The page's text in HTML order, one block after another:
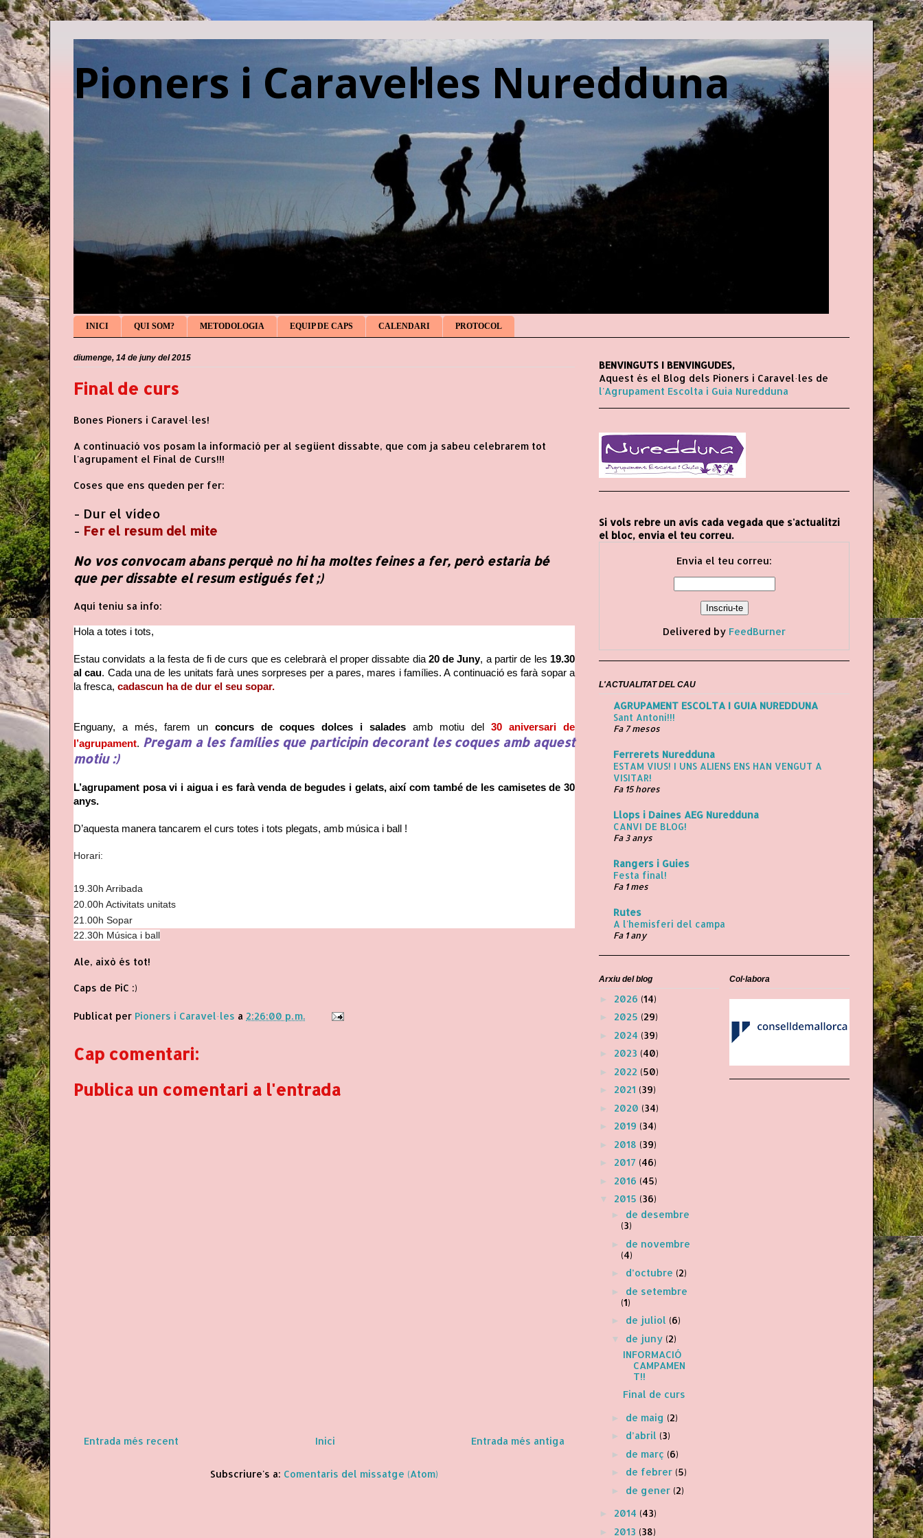
Pioners i Caravel·les Nuredduna
INICI QUI SOM? METODOLOGIA EQUIP DE CAPS CALENDARI PROTOCOL
diumenge, 14 de juny del 2015
Final de curs
Bones Pioners i Caravel·les!
A continuació vos posam la informació per al següent dissabte, que com ja sabeu celebrarem tot
l'agrupament el Final de Curs!!!
Coses que ens queden per fer:
- Dur el vídeo
- Fer el resum del mite
No vos convocam abans perquè no hi ha moltes feines a fer, però estaria bé
que per dissabte el resum estigués fet ;)
Aquí teniu sa info:
Hola a totes i tots,
Estau convidats a la festa de fi de curs que es celebrarà el proper dissabte dia 20 de Juny, a partir de les 19.30
al cau. Cada una de les unitats farà unes sorpreses per a pares, mares i famílies. A continuació es farà sopar a
la fresca, cadascun ha de dur el seu sopar.
Enguany, a més, farem un concurs de coques dolces i salades amb motiu del 30 aniversari de
l’agrupament. Pregam a les famílies que participin decorant les coques amb aquest
motiu :)
L’agrupament posa vi i aigua i es farà venda de begudes i gelats, així com també de les camisetes de 30
anys.
D’aquesta manera tancarem el curs totes i tots plegats, amb música i ball !
Horari:
19.30h Arribada
20.00h Activitats unitats
21.00h Sopar
22.30h Música i ball
Ale, això és tot!
Caps de PiC :)
Publicat per Pioners i Caravel·les a 2:26:00 p. m.
Cap comentari:
Publica un comentari a l'entrada
Entrada més recent Entrada més antiga
Inici
Subscriure's a: Comentaris del missatge (Atom)
BENVINGUTS I BENVINGUDES,
Aquest és el Blog dels Pioners i Caravel·les de
l'Agrupament Escolta i Guia Nuredduna
Si vols rebre un avís cada vegada que s'actualitzi
el bloc, envia el teu correu.
Envia el teu correu:
Delivered by FeedBurner
L'ACTUALITAT DEL CAU
AGRUPAMENT ESCOLTA I GUIA NUREDDUNA
Sant Antoni!!!
Fa 7 mesos
Ferrerets Nuredduna
ESTAM VIUS! I UNS ALIENS ENS HAN VENGUT A
VISITAR!
Fa 15 hores
Llops i Daines AEG Nuredduna
CANVI DE BLOG!
Fa 3 anys
Rangers i Guies
Festa final!
Fa 1 mes
Rutes
A l'hemisferi del campa
Fa 1 any
Arxiu del blog
► 2026 (14)
► 2025 (29)
► 2024 (39)
► 2023 (40)
► 2022 (50)
► 2021 (39)
► 2020 (34)
► 2019 (34)
► 2018 (39)
► 2017 (46)
► 2016 (45)
▼ 2015 (36)
► de desembre
(3)
► de novembre
(4)
► d’octubre (2)
► de setembre
(1)
► de juliol (6)
▼ de juny (2)
INFORMACIÓ
CAMPAMEN
T!!
Final de curs
► de maig (2)
► d’abril (3)
► de març (6)
► de febrer (5)
► de gener (2)
► 2014 (43)
► 2013 (38)
Col·labora